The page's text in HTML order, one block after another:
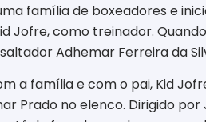
família de boxeadores e
Jofre, como treinador.
Adhemar Ferreira da
a família e com o pai, Kid
Prado no elenco. Dirigido